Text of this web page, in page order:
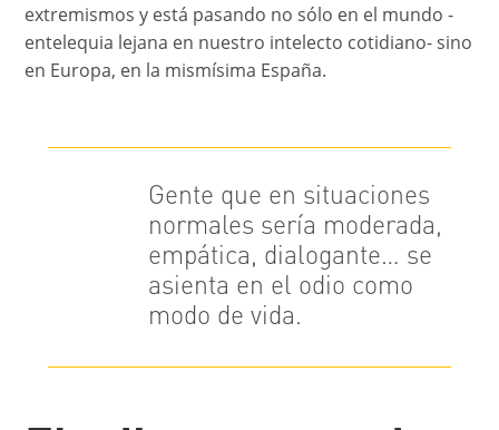
extremismos y está pasando no sólo en el mundo -
entelequia lejana en nuestro intelecto cotidiano- sino
en Europa, en la mismísima España.
Gente que en situaciones
normales sería moderada,
empática, dialogante… se
asienta en el odio como
modo de vida.